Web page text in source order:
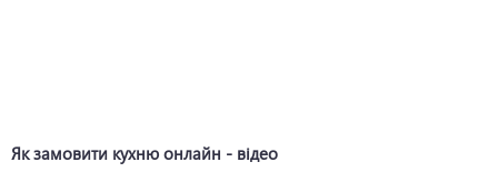
Як замовити кухню онлайн - відео